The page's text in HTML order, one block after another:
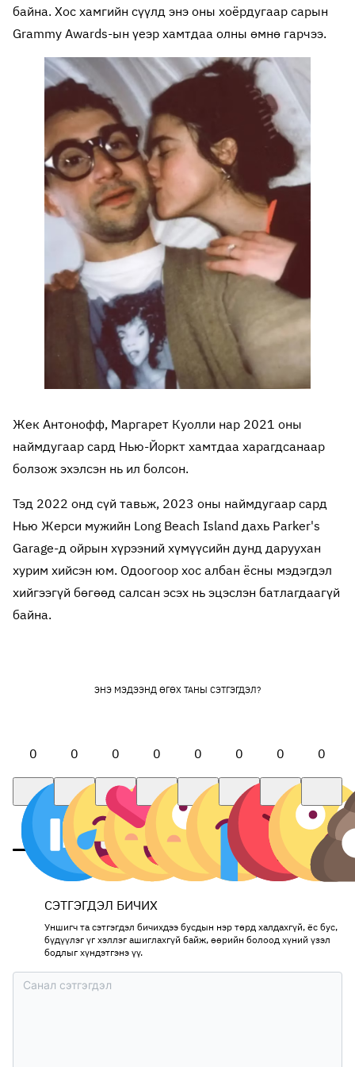
байна. Хос хамгийн сүүлд энэ оны хоёрдугаар сарын
Grammy Awards-ын үеэр хамтдаа олны өмнө гарчээ.
Жек Антонофф, Маргарет Куолли нар 2021 оны
наймдугаар сард Нью-Йоркт хамтдаа харагдсанаар
болзож эхэлсэн нь ил болсон.
Тэд 2022 онд сүй тавьж, 2023 оны наймдугаар сард
Нью Жерси мужийн Long Beach Island дахь Parker's
Garage-д ойрын хүрээний хүмүүсийн дунд даруухан
хурим хийсэн юм. Одоогоор хос албан ёсны мэдэгдэл
хийгээгүй бөгөөд салсан эсэх нь эцэслэн батлагдаагүй
байна.
ЭНЭ МЭДЭЭНД ӨГӨХ ТАНЫ СЭТГЭГДЭЛ?
0 0 0 0 0 0 0 0
СЭТГЭГДЭЛ БИЧИХ
Уншигч та сэтгэгдэл бичихдээ бусдын нэр төрд халдахгүй, ёс бус,
бүдүүлэг үг хэллэг ашиглахгүй байж, өөрийн болоод хүний үзэл
бодлыг хүндэтгэнэ үү.